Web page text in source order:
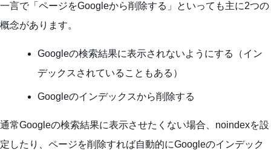
一言で「ページをGoogleから削除する」といっても主に2つの
概念があります。
Googleの検索結果に表示されないようにする（イン
デックスされていることもある）
Googleのインデックスから削除する
通常Googleの検索結果に表示させたくない場合、noindexを設
定したり、ページを削除すれば自動的にGoogleのインデック